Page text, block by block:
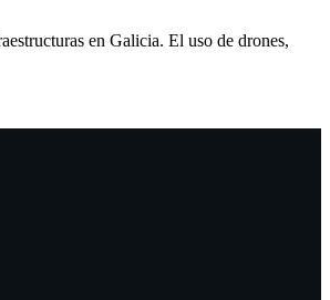
en Galicia. El uso de drones,